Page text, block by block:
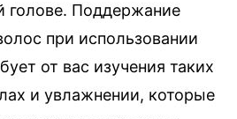
голове. Поддержание
при использовании
от вас изучения таких
и увлажнении, которые